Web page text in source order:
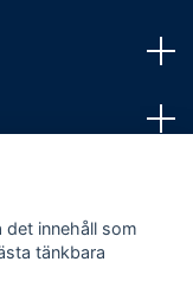
innehåll som
tänkbara